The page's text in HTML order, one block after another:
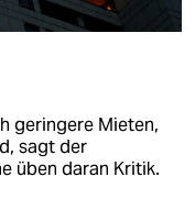
geringere Mieten,
sagt der
üben daran Kritik.